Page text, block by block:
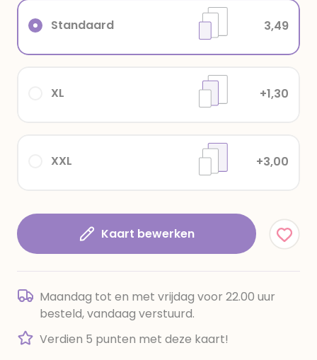
XXL +3,00
XL +1,30
Standaard 3,49
Kaart bewerken
Maandag tot en met vrijdag voor 22.00 uur
besteld, vandaag verstuurd.
Verdien 5 punten met deze kaart!